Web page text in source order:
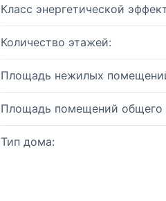
Класс энергетической
Количество этажей:
Площадь нежилых
Площадь помещений общего
Тип дома: